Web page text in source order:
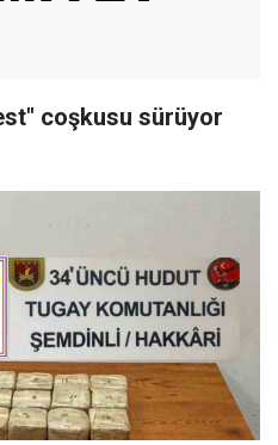
coşkusu sürüyor